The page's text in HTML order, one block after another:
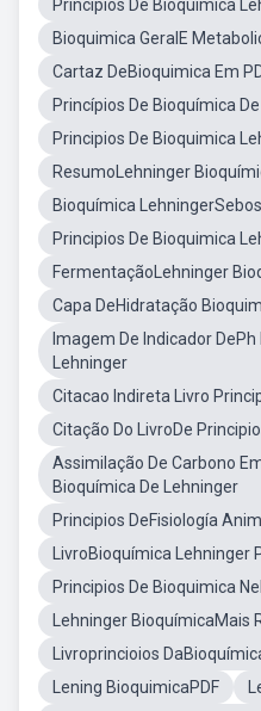
Principios De Bioquímica
Bioquimica GeralE
Cartaz DeBioquimica Em
Princípios De Bioquímica
Principios De Bioquimica
ResumoLehninger
Bioquímica
Principios De Bioquimica
FermentaçãoLehninger
Capa DeHidratação
Imagem De Indicador
Lehninger
Citacao Indireta Livro
Citação Do LivroDe
Assimilação De Carbono
Bioquímica De Lehninger
Principios DeFisiología
LivroBioquímica Lehninger
Principios De Bioquimica
Lehninger BioquímicaMais
Livroprincioios
Lening BioquimicaPDF